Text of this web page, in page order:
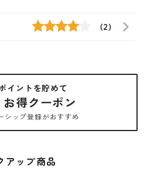
(2)
イントを貯めて
得クーポン
シップ登録がおすすめ
アップ商品